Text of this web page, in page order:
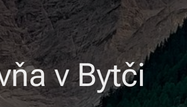
v Bytči